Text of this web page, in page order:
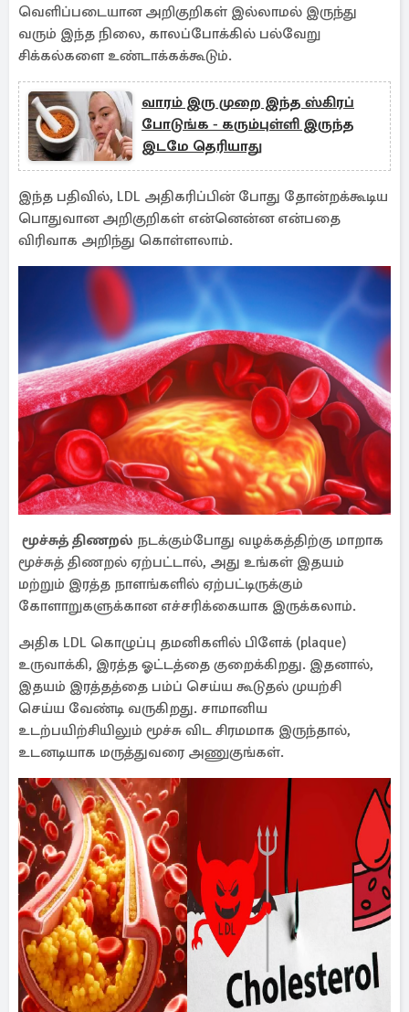
வெளிப்படையான அறிகுறிகள் இல்லாமல் இருந்து
வரும் இந்த நிலை, காலப்போக்கில் பல்வேறு
சிக்கல்களை உண்டாக்கக்கூடும்.
வாரம் இரு முறை இந்த ஸ்கிரப்
போடுங்க - கரும்புள்ளி இருந்த
இடமே தெரியாது
இந்த பதிவில், LDL அதிகரிப்பின் போது தோன்றக்கூடிய
பொதுவான அறிகுறிகள் என்னென்ன என்பதை
விரிவாக அறிந்து கொள்ளலாம்.
மூச்சுத் திணறல் நடக்கும்போது வழக்கத்திற்கு மாறாக
மூச்சுத் திணறல் ஏற்பட்டால், அது உங்கள் இதயம்
மற்றும் இரத்த நாளங்களில் ஏற்பட்டிருக்கும்
கோளாறுகளுக்கான எச்சரிக்கையாக இருக்கலாம்.
அதிக LDL கொழுப்பு தமனிகளில் பிளேக் (plaque)
உருவாக்கி, இரத்த ஓட்டத்தை குறைக்கிறது. இதனால்,
இதயம் இரத்தத்தை பம்ப் செய்ய கூடுதல் முயற்சி
செய்ய வேண்டி வருகிறது. சாமானிய
உடற்பயிற்சியிலும் மூச்சு விட சிரமமாக இருந்தால்,
உடனடியாக மருத்துவரை அணுகுங்கள்.